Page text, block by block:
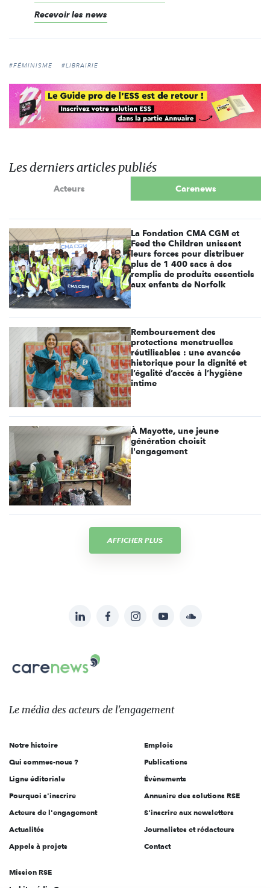
Recevoir les news
#FÉMINISME #LIBRAIRIE
Les derniers articles publiés
Acteurs Carenews
La Fondation CMA CGM et
Feed the Children unissent
leurs forces pour distribuer
plus de 1 400 sacs à dos
remplis de produits essentiels
aux enfants de Norfolk
Remboursement des
protections menstruelles
réutilisables : une avancée
historique pour la dignité et
l’égalité d’accès à l’hygiène
intime
À Mayotte, une jeune
génération choisit
l'engagement
AFFICHER PLUS
sur:
LinkedInFacebookInstagramYouTubeSoundcloud
Carenews,
Le
des
l'engagement
Le média des acteurs de l'engagement
Notre histoire
Qui sommes-nous ?
Ligne éditoriale
Pourquoi s'inscrire
Acteurs de l'engagement
Actualités
Appels à projets
Emplois
Publications
Évènements
Annuaire des solutions RSE
S'inscrire aux newsletters
Journalistes et rédacteurs
Contact
Mission RSE